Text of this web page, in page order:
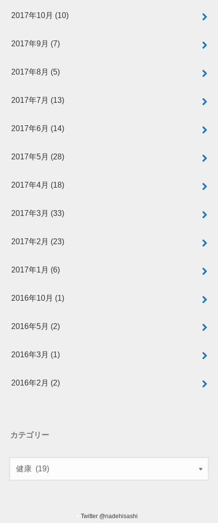
2017年10月 (10)
2017年9月 (7)
2017年8月 (5)
2017年7月 (13)
2017年6月 (14)
2017年5月 (28)
2017年4月 (18)
2017年3月 (33)
2017年2月 (23)
2017年1月 (6)
2016年10月 (1)
2016年5月 (2)
2016年3月 (1)
2016年2月 (2)
カテゴリー
Twitter @nadehisashi